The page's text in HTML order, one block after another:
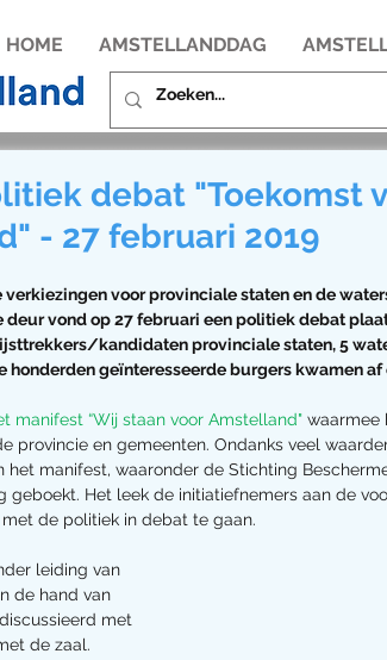
HOME AMSTELLANDDAG
debat "Toekomst
- 27 februari 2019
verkiezingen voor provinciale staten en de
deur vond op 27 februari een politiek debat
kandidaten provinciale staten, 5
honderden geïnteresseerde burgers kwamen af
manifest “Wij staan voor Amstelland" waarmee
provincie en gemeenten. Ondanks veel
het manifest, waaronder de Stichting
geboekt. Het leek de initiatiefnemers aan de
de politiek in debat te gaan.
leiding van
de hand van
met
de zaal.